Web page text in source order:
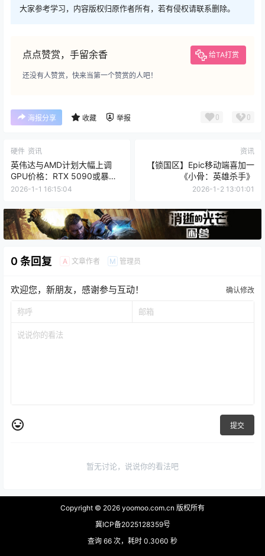
大家参考学习，内容版权归原作者所有，若有侵权请联系删除。
点点赞赏，手留余香 给TA打赏
还没有人赞赏，快来当第一个赞赏的人吧！
海报分享 收藏 举报 0 0
硬件 资讯
英伟达与AMD计划大幅上调
GPU价格：RTX 5090或暴涨
至5000美元
2026-1-1 16:15:04
资讯
【锁国区】Epic移动端喜加一
《小骨：英雄杀手》
2026-1-2 13:01:01
0 条回复 A 文章作者 M 管理员
欢迎您，新朋友，感谢参与互动！ 确认修改
提交
暂无讨论，说说你的看法吧
Copyright © 2026 yoomoo.com.cn 版权所有
冀ICP备2025128359号
查询 66 次，耗时 0.3060 秒